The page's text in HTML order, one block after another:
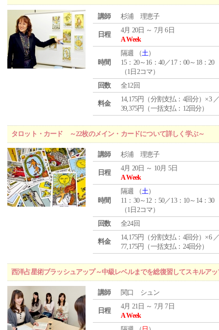
講師 杉浦 理恵子
日程
4月 20日 ～ 7月 6日
A Week
時間
隔週 （土）
15：20～16：40／17：00～18：20
（1日2コマ）
回数
全12回
料金
14,175円（分割支払：4回分）×3
39,375円（一括支払：12回分）
タロット・カード ～22枚のメイン・カードについて詳しく学ぶ～
講師 杉浦 理恵子
日程
4月 20日 ～ 10月 5日
A Week
時間
隔週 （土）
11：30～12：50／13：10～14：30
（1日2コマ）
回数
全24回
料金
14,175円（分割支払：4回分）×6
77,175円（一括支払：24回分）
西洋占星術ブラッシュアップ～中級レベルまでを総復習してスキルア
講師 関口 シュン
日程
4月 21日 ～ 7月 7日
A Week